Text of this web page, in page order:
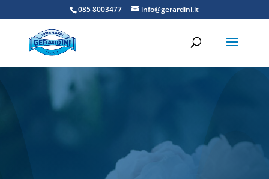
085 8003477 info@gerardini.it